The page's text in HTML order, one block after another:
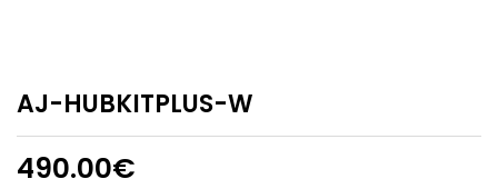
AJ-HUBKITPLUS-W
490.00€